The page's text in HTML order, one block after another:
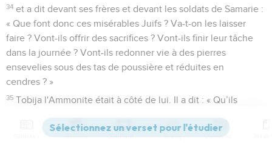
34 et a dit devant ses frères et devant les soldats de Samarie :
« Que font donc ces misérables Juifs ? Va-t-on les laisser
faire ? Vont-ils offrir des sacrifices ? Vont-ils finir leur tâche
dans la journée ? Vont-ils redonner vie à des pierres
ensevelies sous des tas de poussière et réduites en
cendres ? »
35 Tobija l'Ammonite était à côté de lui. Il a dit : « Qu’ils
grimpe dessus, il la fera crouler ! »
Versions Commentaires Strong